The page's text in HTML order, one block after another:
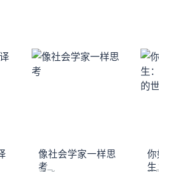
像社会学家一样思
考
你好
生：